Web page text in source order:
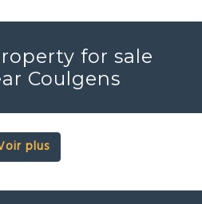
for sale
Coulgens
plus